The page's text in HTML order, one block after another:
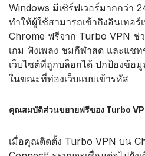
Windows มีเซิร์ฟเวอร์มากกว่า
ทำให้ผู้ใช้สามารถเข้าถึงอินเทอ
Chrome ฟรีจาก Turbo VPN ช่
เกม ฟังเพลง ชมกีฬาสด และแช
เว็บไซต์ที่ถูกบล็อกได้ ปกป้องข้อ
ในขณะที่ท่องเว็บแบบเข้ารหัส
คุณสมบัติส่วนขยายฟรีของ Turbo
เมื่อคุณติดตั้ง Turbo VPN บน